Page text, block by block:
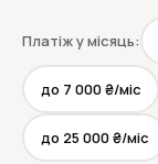
Платіж у місяць:
до 7 000 ₴/міс
до 25 000 ₴/міс